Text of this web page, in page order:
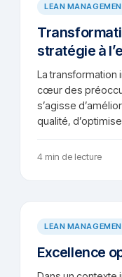
LEAN
stratégie à
La transformation
cœur des
s’agisse
qualité,
4 min de lecture
LEAN
Excellence